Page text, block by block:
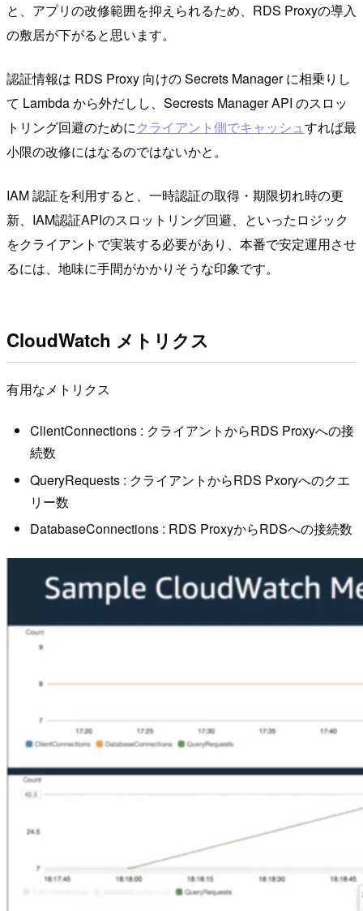
と、アプリの改修範囲を抑えられるため、RDS Proxyの導入
の敷居が下がると思います。
認証情報は RDS Proxy 向けの Secrets Manager に相乗りし
て Lambda から外だしし、Secrests Manager API のスロッ
トリング回避のためにクライアント側でキャッシュすれば最
小限の改修にはなるのではないかと。
IAM 認証を利用すると、一時認証の取得・期限切れ時の更
新、IAM認証APIのスロットリング回避、といったロジック
をクライアントで実装する必要があり、本番で安定運用させ
るには、地味に手間がかかりそうな印象です。
CloudWatch メトリクス
有用なメトリクス
ClientConnections : クライアントからRDS Proxyへの接
続数
QueryRequests : クライアントからRDS Pxoryへのクエ
リー数
DatabaseConnections : RDS ProxyからRDSへの接続数